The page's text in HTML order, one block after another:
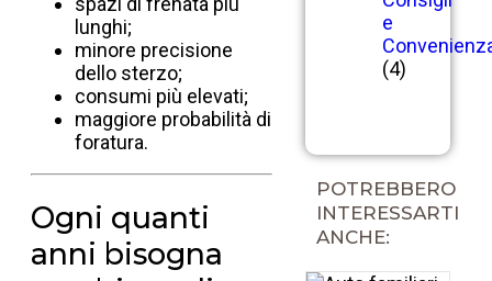
lunghi;
minore precisione
dello sterzo;
consumi più elevati;
maggiore probabilità di
foratura.
Ogni quanti
anni bisogna
e
(4)
POTREBBERO
INTERESSARTI
ANCHE: